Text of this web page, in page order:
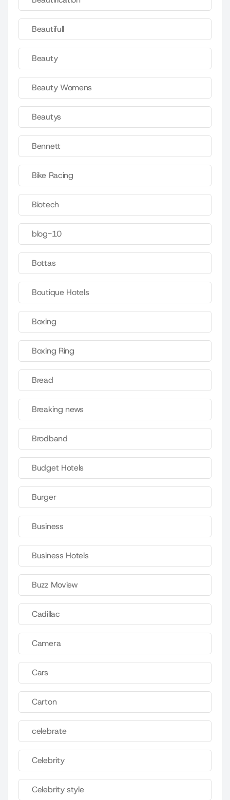
Beautifull
Beauty
Beauty Womens
Beautys
Bennett
Bike Racing
Biotech
blog-10
Bottas
Boutique Hotels
Boxing
Boxing Ring
Bread
Breaking news
Brodband
Budget Hotels
Burger
Business
Business Hotels
Buzz Moview
Cadillac
Camera
Cars
Carton
celebrate
Celebrity
Celebrity style